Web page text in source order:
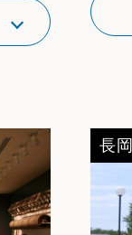
長